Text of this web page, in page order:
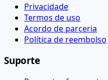
Privacidade
Termos de uso
Acordo de parceria
Política de reembolso
Suporte